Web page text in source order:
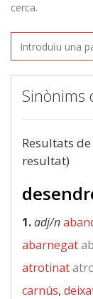
cerca.
Sinònims
Resultats
resultat)
1.adj/n
abarnegat
atrotinat
carnús,